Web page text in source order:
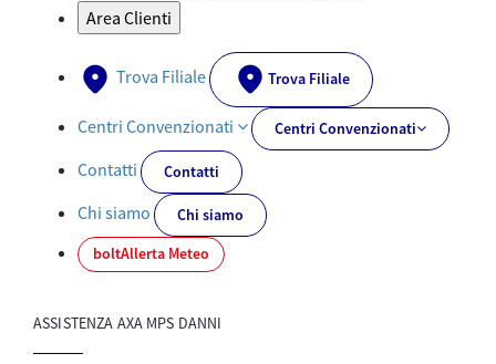
Area Clienti
Trova Filiale Trova Filiale
Centri Convenzionati Centri Convenzionati
Contatti Contatti
Chi siamo
Chi siamo
boltAllerta Meteo
ASSISTENZA AXA MPS DANNI